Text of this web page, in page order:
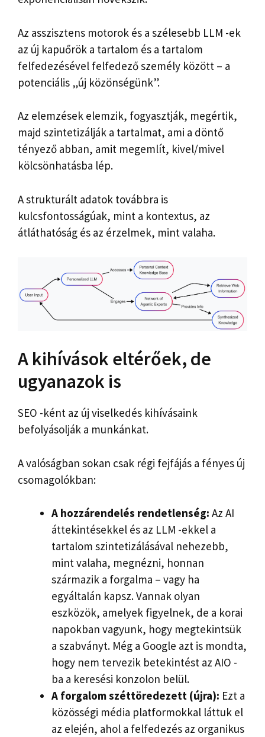
Az asszisztens motorok és a szélesebb LLM -ek
az új kapuőrök a tartalom és a tartalom
felfedezésével felfedező személy között – a
potenciális „új közönségünk”.
Az elemzések elemzik, fogyasztják, megértik,
majd szintetizálják a tartalmat, ami a döntő
tényező abban, amit megemlít, kivel/mivel
kölcsönhatásba lép.
A strukturált adatok továbbra is
kulcsfontosságúak, mint a kontextus, az
átláthatóság és az érzelmek, mint valaha.
A kihívások eltérőek, de
ugyanazok is
SEO -ként az új viselkedés kihívásaink
befolyásolják a munkánkat.
A valóságban sokan csak régi fejfájás a fényes új
csomagolókban:
A hozzárendelés rendetlenség: Az AI
áttekintésekkel és az LLM -ekkel a
tartalom szintetizálásával nehezebb,
mint valaha, megnézni, honnan
származik a forgalma – vagy ha
egyáltalán kapsz. Vannak olyan
eszközök, amelyek figyelnek, de a korai
napokban vagyunk, hogy megtekintsük
a szabványt. Még a Google azt is mondta,
hogy nem tervezik betekintést az AIO -
ba a keresési konzolon belül.
A forgalom széttöredezett (újra): Ezt a
közösségi média platformokkal láttuk el
az elején, ahol a felfedezés az organikus